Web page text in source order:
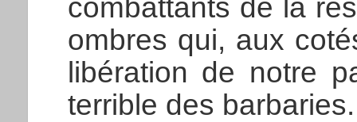
combattants de la
ombres qui, aux
libération de notre
terrible des barbaries.